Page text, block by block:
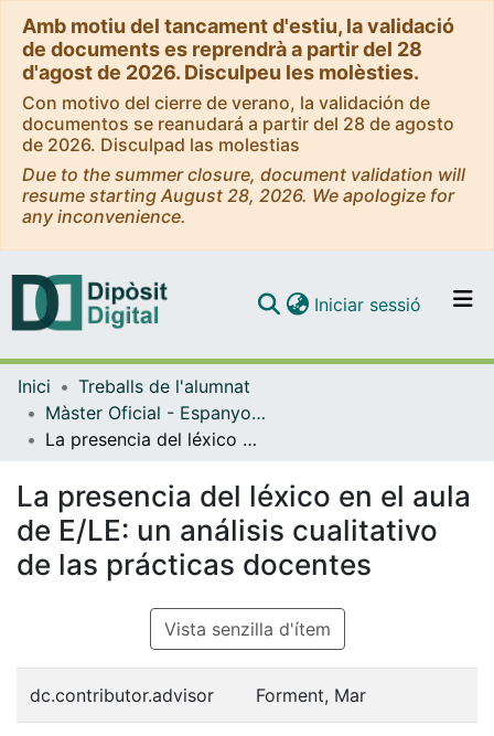
Amb motiu del tancament d'estiu, la validació
de documents es reprendrà a partir del 28
d'agost de 2026. Disculpeu les molèsties.
Con motivo del cierre de verano, la validación de
documentos se reanudará a partir del 28 de agosto
de 2026. Disculpad las molestias
Due to the summer closure, document validation will
resume starting August 28, 2026. We apologize for
any inconvenience.
Navega per tot el DD
Com publicar
Iniciar sessió (current)
Inici
Treballs de l'alumnat
Màster Oficial - Espanyol com a Llengua Estrangera en Àmbits Professionals
La presencia del léxico en el aula de E/LE: un análisis cualitativo de las prácticas docentes
La presencia del léxico en el aula
de E/LE: un análisis cualitativo
de las prácticas docentes
Vista senzilla d'ítem
dc.contributor.advisor Forment, Mar